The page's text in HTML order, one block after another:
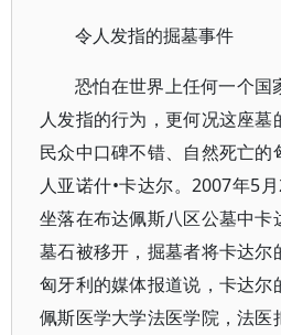
令人发指的掘墓事件
恐怕在世界上任何一个国
人发指的行为，更何况这座
民众中口碑不错、自然死亡的
人亚诺什•卡达尔。2007年5
坐落在布达佩斯八区公墓中卡
墓石被移开，掘墓者将卡达尔
匈牙利的媒体报道说，卡达尔
佩斯医学大学法医学院，法医